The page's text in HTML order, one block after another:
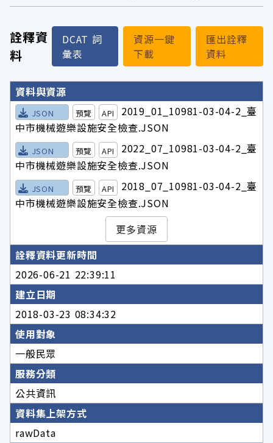
詮釋資
料
DCAT 詞
彙表
資源一鍵
下載
匯出詮釋
資料
詮釋資料詳細內容
資料與資源
JSON 預覽 API
2019_01_10981-03-04-2_臺
中市機械遊樂設施安全檢查.JSON
JSON 預覽 API
2022_07_10981-03-04-2_臺
中市機械遊樂設施安全檢查.JSON
JSON 預覽 API
2018_07_10981-03-04-2_臺
中市機械遊樂設施安全檢查.JSON
更多資源
詮釋資料更新時間
2026-06-21 22:39:11
建立日期
2018-03-23 08:34:32
使用對象
一般民眾
服務分類
公共資訊
資料集上架方式
rawData